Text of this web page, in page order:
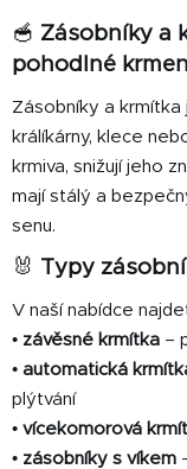
🥣 Zásobníky a
pohodlné
Zásobníky a
králíkárny, klece
krmiva, snižují jeho
mají stálý a
senu.
🐰 Typy
V naší nabídce
• závěsné krmítka –
• automatická
plýtvání
• vícekomorová
• zásobníky s víkem